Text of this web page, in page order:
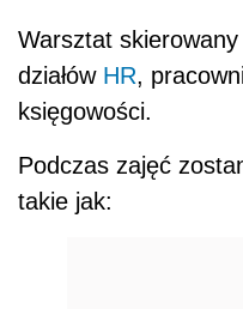
Warsztat
działów HR,
księgowości.
Podczas zajęć
takie jak: